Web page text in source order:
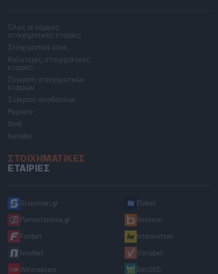
Όλες οι νόμιμες
στοιχηματικές εταιρίες
Στοιχηματικά sites
Καλύτερες στοιχηματικές
εταιρίες
Σύγκριση στοιχηματικών
εταιριών
Σύγκριση αποδόσεων
Paysafe
Skrill
Neteller
ΣΤΟΙΧΗΜΑΤΙΚΈΣ
ΕΤΑΙΡΊΕΣ
Stoiximan.gr
Pamestoixima.gr
Fonbet
Novibet
Winmasters
Elabet
Betsson
Interwetten
Vistabet
Bet365